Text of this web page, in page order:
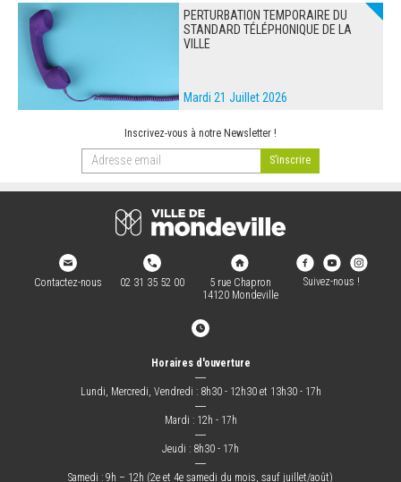
PERTURBATION TEMPORAIRE DU
STANDARD TÉLÉPHONIQUE DE LA
VILLE
Mardi 21 Juillet 2026
Inscrivez-vous à notre Newsletter !
Contactez-nous 02 31 35 52 00
5 rue Chapron
14120 Mondeville
Suivez-nous !
Horaires d'ouverture
―
Lundi, Mercredi, Vendredi : 8h30 - 12h30 et 13h30 - 17h
―
Mardi : 12h - 17h
―
Jeudi : 8h30 - 17h
―
Samedi : 9h – 12h (2e et 4e samedi du mois, sauf juillet/août)